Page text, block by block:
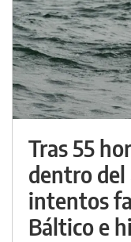
Tras 55
dentro del
intentos
Báltico e